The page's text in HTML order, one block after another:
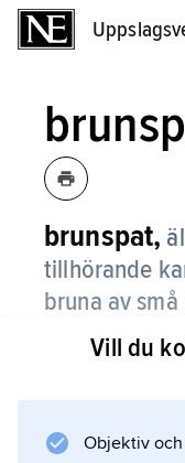
brunspat,
tillhörande
bruna av
Hit räknas
Vill du
Objektiv